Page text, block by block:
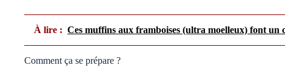
À lire : Ces muffins aux framboises (ultra moelleux) font un
Comment ça se prépare ?